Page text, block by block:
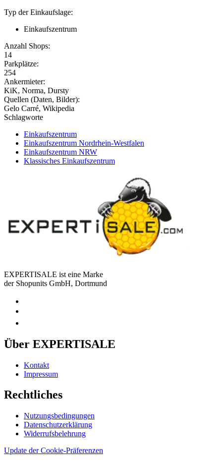
Typ der Einkaufslage:
Einkaufszentrum
Anzahl Shops:
14
Parkplätze:
254
Ankermieter:
KiK, Norma, Dursty
Quellen (Daten, Bilder):
Gelo Carré, Wikipedia
Schlagworte
Einkaufszentrum
Einkaufszentrum Nordrhein-Westfalen
Einkaufszentrum NRW
Klassisches Einkaufszentrum
EXPERTISALE ist eine Marke
der Shopunits GmbH, Dortmund
Über EXPERTISALE
Kontakt
Impressum
Rechtliches
Nutzungsbedingungen
Datenschutzerklärung
Widerrufsbelehrung
Update der Cookie-Präferenzen